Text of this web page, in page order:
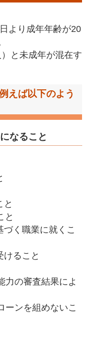
より成年年齢が20
と未成年が混在す
えば以下のよう
なること
と
と
く職業に就くこ
けること
の審査結果によ
ーンを組めないこ